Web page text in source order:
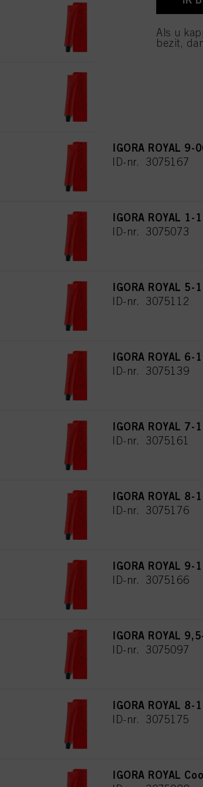
IGORA ROYAL
ID-nr. 3075167
IGORA ROYAL
ID-nr. 3075073
IGORA ROYAL
ID-nr. 3075112
IGORA ROYAL
ID-nr. 3075139
IGORA ROYAL
ID-nr. 3075161
IGORA ROYAL
ID-nr. 3075176
IGORA ROYAL
ID-nr. 3075166
IGORA ROYAL
ID-nr. 3075097
IGORA ROYAL
ID-nr. 3075175
IGORA ROYAL
Als u
bezit,